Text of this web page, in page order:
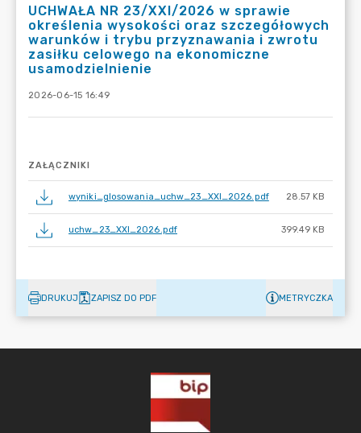
UCHWAŁA NR 23/XXI/2026 w sprawie
określenia wysokości oraz szczegółowych
warunków i trybu przyznawania i zwrotu
zasiłku celowego na ekonomiczne
usamodzielnienie
2026-06-15 16:49
ZAŁĄCZNIKI
wyniki_glosowania_uchw_23_XXI_2026.pdf 28.57 KB
uchw_23_XXI_2026.pdf 399.49 KB
DRUKUJ ZAPISZ DO PDF METRYCZKA